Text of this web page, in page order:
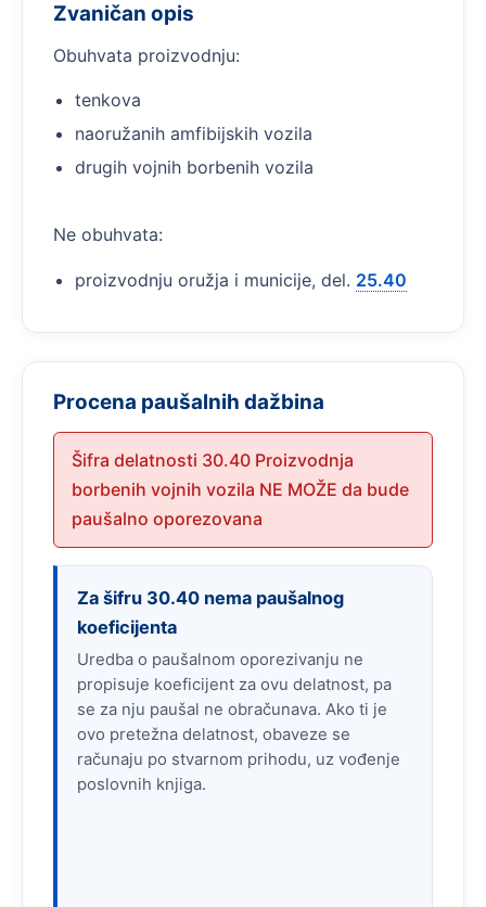
Zvaničan opis
Obuhvata proizvodnju:
tenkova
naoružanih amfibijskih vozila
drugih vojnih borbenih vozila
Ne obuhvata:
proizvodnju oružja i municije, del. 25.40
Procena paušalnih dažbina
Šifra delatnosti 30.40 Proizvodnja
borbenih vojnih vozila NE MOŽE da bude
paušalno oporezovana
Za šifru 30.40 nema paušalnog
koeficijenta
Uredba o paušalnom oporezivanju ne
propisuje koeficijent za ovu delatnost, pa
se za nju paušal ne obračunava. Ako ti je
ovo pretežna delatnost, obaveze se
računaju po stvarnom prihodu, uz vođenje
poslovnih knjiga.